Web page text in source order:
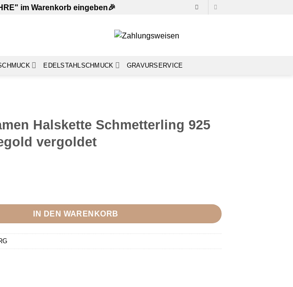
im Warenkorb eingeben🎉
EDELSTAHLSCHMUCK GRAVURSERVICE
Halskette Schmetterling 925
vergoldet
Schmetterling 925 Silber Rosegold vergoldet Menge
IN DEN WARENKORB